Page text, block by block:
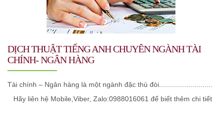
DỊCH THUẬT TIẾNG ANH CHUYÊN NGÀNH TÀI
CHÍNH- NGÂN HÀNG
Tài chính – Ngân hàng là một ngành đặc thù đòi...........................
Hãy liên hệ Mobile,Viber, Zalo:0988016061 để biết thêm chi tiết